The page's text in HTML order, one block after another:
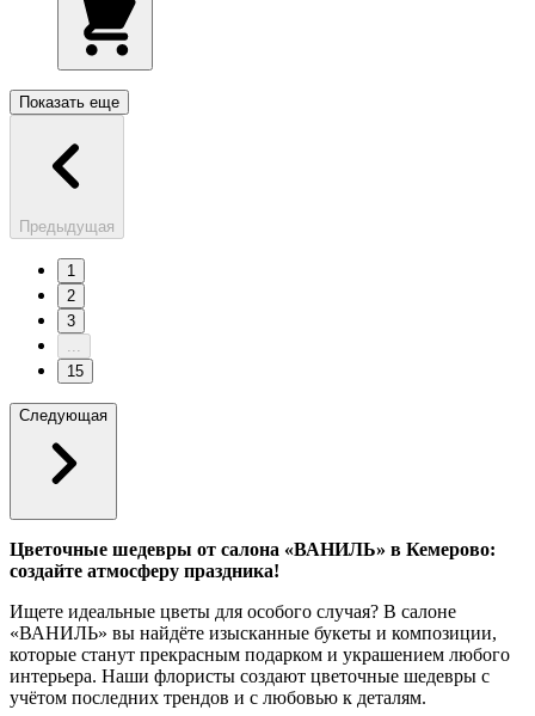
Показать еще
Предыдущая
1
2
3
...
15
Следующая
Цветочные шедевры от салона «ВАНИЛЬ» в Кемерово:
создайте атмосферу праздника!
Ищете идеальные цветы для особого случая? В салоне
«ВАНИЛЬ» вы найдёте изысканные букеты и композиции,
которые станут прекрасным подарком и украшением любого
интерьера. Наши флористы создают цветочные шедевры с
учётом последних трендов и с любовью к деталям.